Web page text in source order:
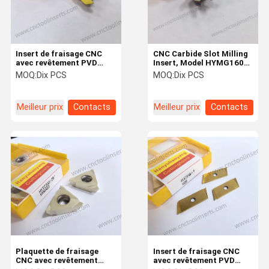
À La Maison
À Propos De
CNC Carbide Slot Milling
Insert, Model HYMG1608-
W250T55, PVD Coating
HYCS08 - For Machining
and Precision Small
Parts
MOQ:Dix PCS
Meilleur prix Contacts
Insert de fraisage CNC
avec revêtement PVD
HYD22R12-2.5 HYB208A,
inserts de rainures. Ce
l'usinage de matériaux
difficiles à couper, à
l'exclusion des
MOQ:Dix PCS
Meilleur prix Contacts
Insert de fraisage CNC
avec revêtement PVD
Plaquette de fraisage
CNC avec revêtement